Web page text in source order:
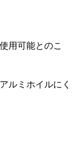
用可能とのこ
ルミホイルにく